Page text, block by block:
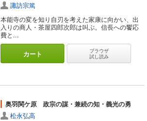
諏訪宗篤
本能寺の変を知り自刃を考えた家康に向かい、出
入りの商人・茶屋四郎次郎は叫ぶ。信長への饗応
費と...
カート
ブラウザ
試し読み
奥羽関ケ原 政宗の謀・兼続の知・義光の勇
松永弘高